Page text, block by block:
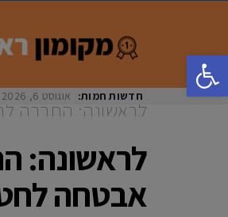
פתח סרגל נגישות
חדשות חמות: אוגוסט 6, 2026
לראשונה: החברה
לחטיבת האבטחה
לראשונה:
אבטחה